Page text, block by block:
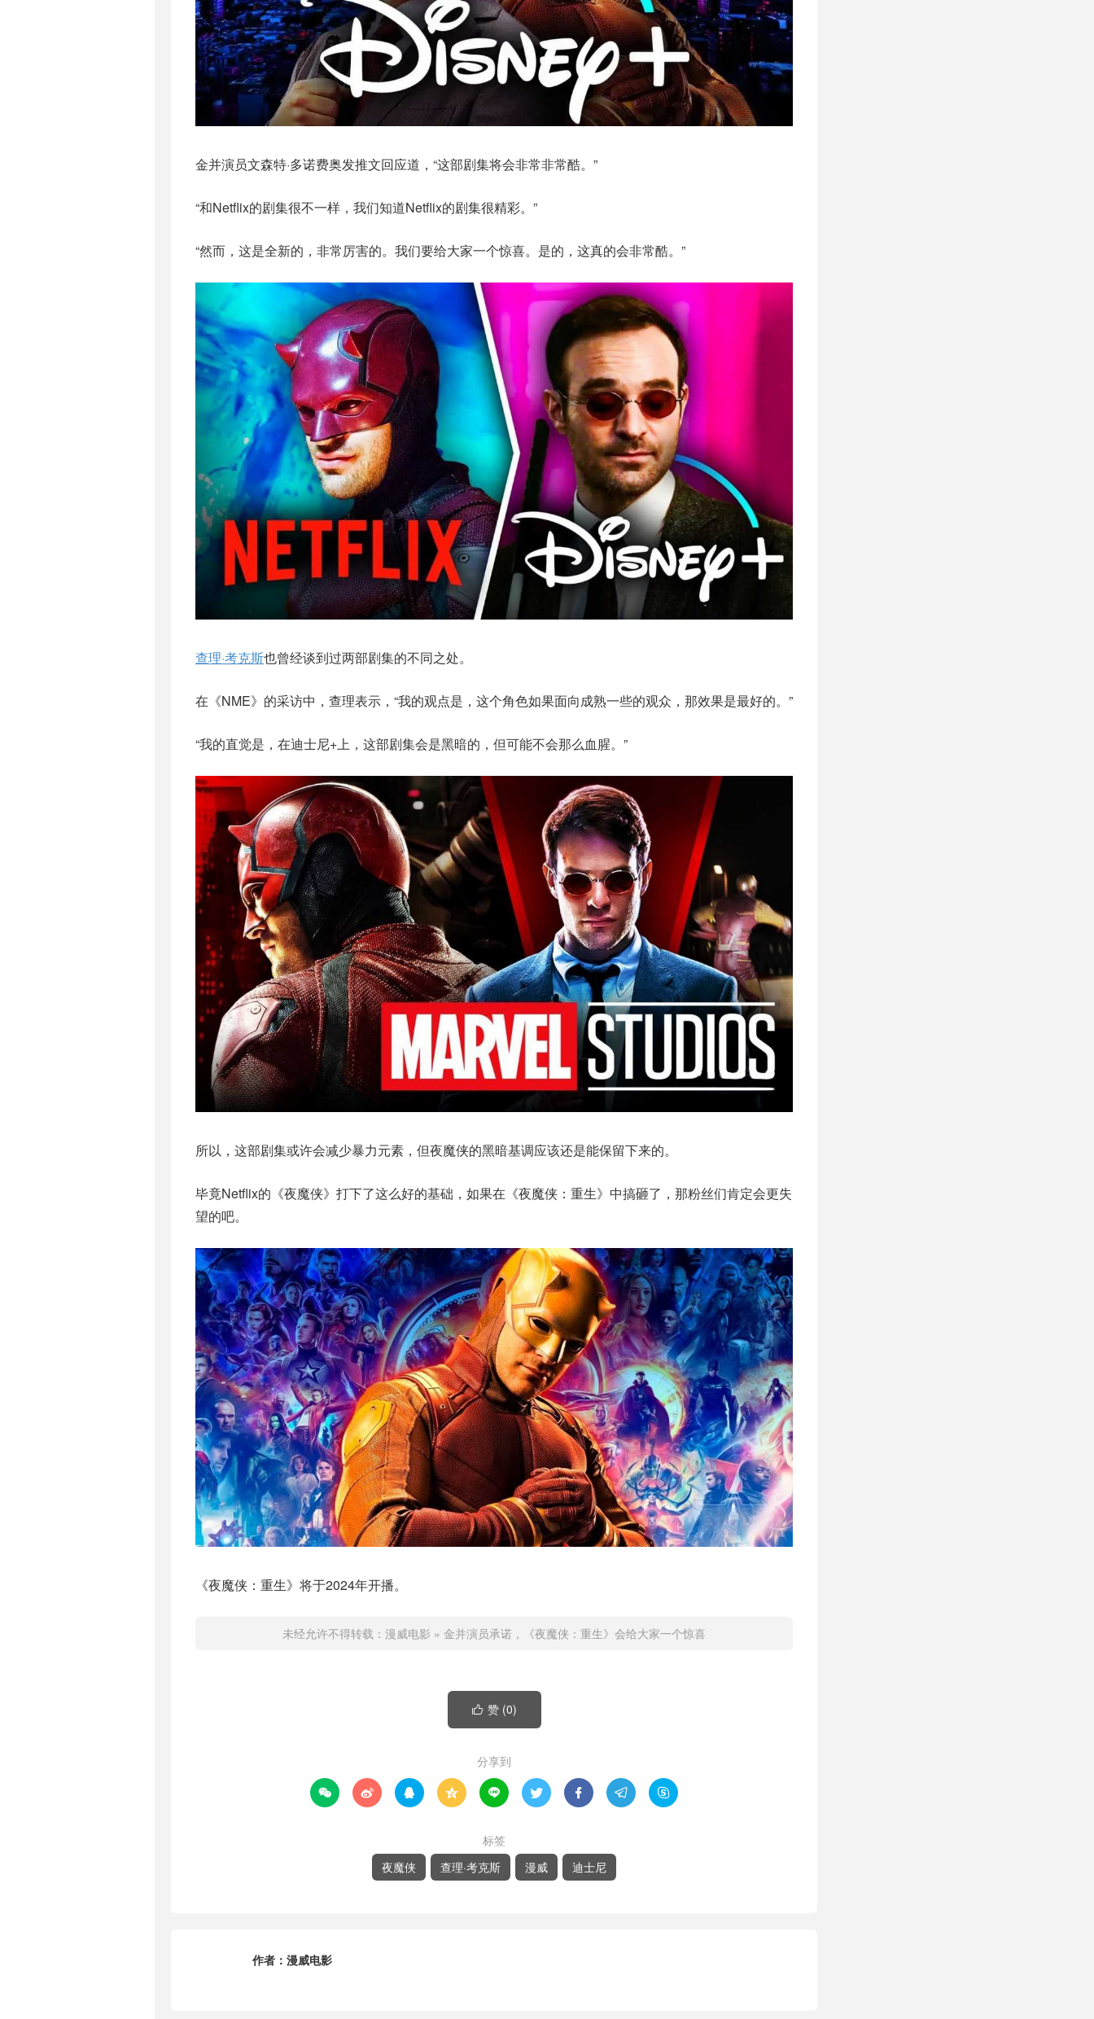
金并演员文森特·多诺费奥发推文回应道，“这部剧集将会非常非常酷。”
“和Netflix的剧集很不一样，我们知道Netflix的剧集很精彩。”
“然而，这是全新的，非常厉害的。我们要给大家一个惊喜。是的，这真的会非常酷。”
查理·考克斯也曾经谈到过两部剧集的不同之处。
在《NME》的采访中，查理表示，“我的观点是，这个角色如果面向成熟一些的观众，那效果是最好的。”
“我的直觉是，在迪士尼+上，这部剧集会是黑暗的，但可能不会那么血腥。”
所以，这部剧集或许会减少暴力元素，但夜魔侠的黑暗基调应该还是能保留下来的。
毕竟Netflix的《夜魔侠》打下了这么好的基础，如果在《夜魔侠：重生》中搞砸了，那粉丝们肯定会更失
望的吧。
《夜魔侠：重生》将于2024年开播。
未经允许不得转载： 漫威电影 » 金并演员承诺，《夜魔侠：重生》会给大家一个惊喜
 赞 (0)
分享到
        
标签
夜魔侠
查理·考克斯 漫威 迪士尼
作者： 漫威电影